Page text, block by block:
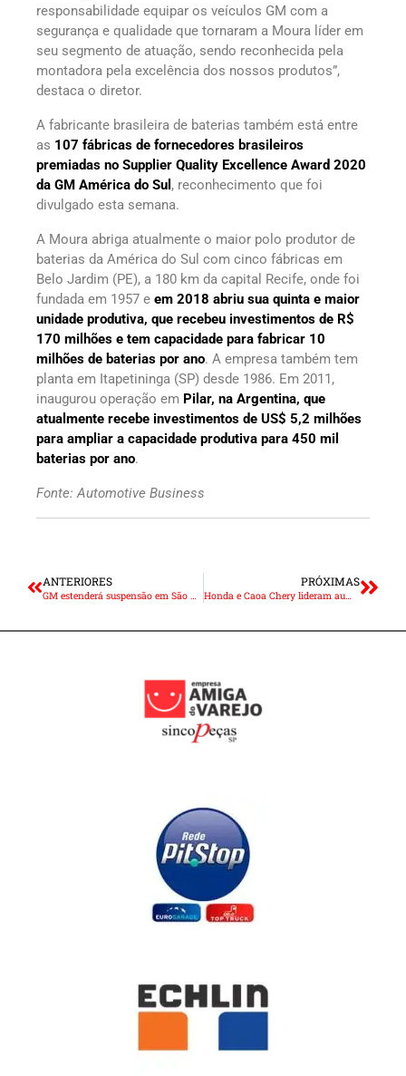
responsabilidade equipar os veículos GM com a
segurança e qualidade que tornaram a Moura líder em
seu segmento de atuação, sendo reconhecida pela
montadora pela excelência dos nossos produtos”,
destaca o diretor.
A fabricante brasileira de baterias também está entre
as 107 fábricas de fornecedores brasileiros
premiadas no Supplier Quality Excellence Award 2020
da GM América do Sul , reconhecimento que foi
divulgado esta semana.
A Moura abriga atualmente o maior polo produtor de
baterias da América do Sul com cinco fábricas em
Belo Jardim (PE), a 180 km da capital Recife, onde foi
fundada em 1957 e em 2018 abriu sua quinta e maior
unidade produtiva, que recebeu investimentos de R$
170 milhões e tem capacidade para fabricar 10
milhões de baterias por ano. A empresa também tem
planta em Itapetininga (SP) desde 1986. Em 2011,
inaugurou operação em Pilar, na Argentina, que
atualmente recebe investimentos de US$ 5,2 milhões
para ampliar a capacidade produtiva para 450 mil
baterias por ano.
Fonte: Automotive Business
ANTERIORES PRÓXIMAS
Honda e Caoa Chery lideram aumentos de preços